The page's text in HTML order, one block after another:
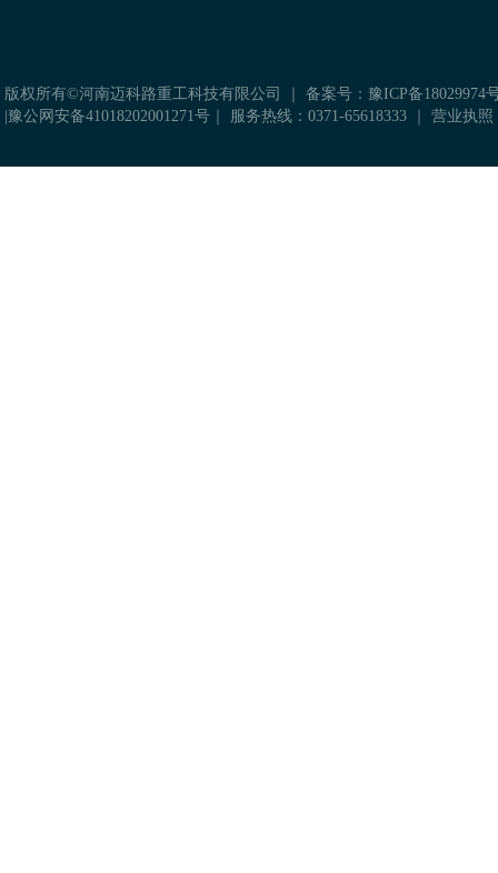
版权所有©河南迈科路重工科技有限公司 ｜ 备案号：豫ICP备18029974
豫公网安备41018202001271号 ｜ 服务热线：0371-65618333 ｜ 营业执照